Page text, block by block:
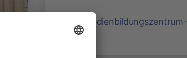
www.medienbildungszentrum-
nord.de